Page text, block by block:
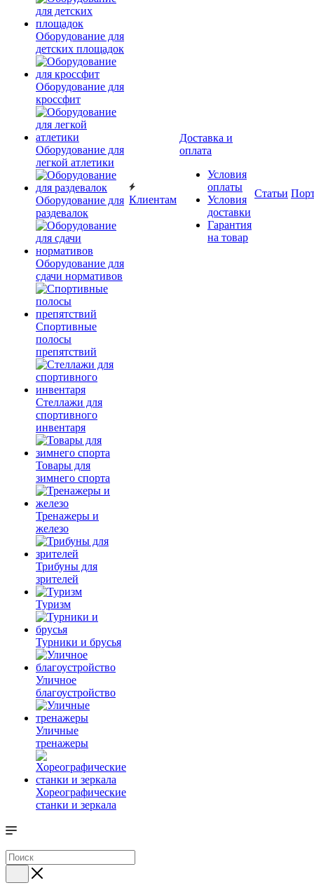
Оборудование для
детских площадок
Оборудование для
кроссфит
Оборудование для
легкой атлетики
Оборудование для
раздевалок
Оборудование для
сдачи нормативов
Спортивные
полосы
препятствий
Стеллажи для
спортивного
инвентаря
Товары для
зимнего спорта
Тренажеры и
железо
Трибуны для
зрителей
Туризм
Турники и брусья
Уличное
благоустройство
Уличные
тренажеры
Хореографические
станки и зеркала
Клиентам
Доставка и
оплата
Условия
оплаты
Условия
доставки
Гарантия
на товар
Статьи